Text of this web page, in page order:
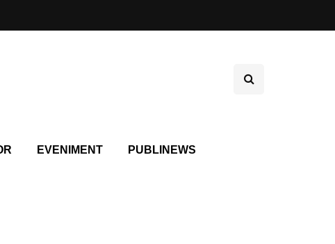
EVENIMENT PUBLINEWS